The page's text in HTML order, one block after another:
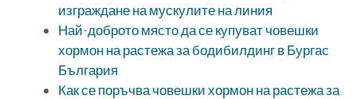
изграждане на мускулите на линия
Най-доброто място да се купуват човешки
хормон на растежа за бодибилдинг в Бургас
България
Как се поръчва човешки хормон на растежа за